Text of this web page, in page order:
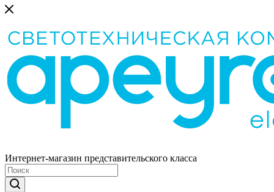
Интернет-магазин представительского класса